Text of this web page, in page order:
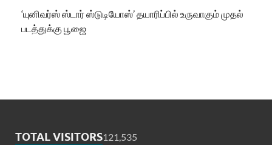
‘யுனிவர்ஸ் ஸ்டார் ஸ்டுடியோஸ்’ தயாரிப்பில் உருவாகும் முதல்
படத்துக்கு பூஜை
TOTAL VISITORS121,535